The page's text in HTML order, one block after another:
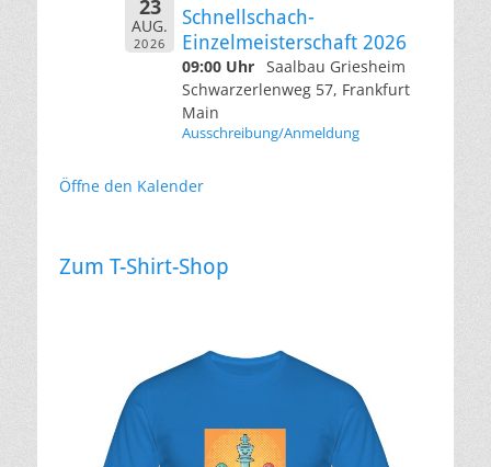
23
AUG.
2026
Schnellschach-
Einzelmeisterschaft 2026
09:00 Uhr Saalbau Griesheim
Schwarzerlenweg 57, Frankfurt
Main
Ausschreibung/Anmeldung
Öffne den Kalender
Zum T-Shirt-Shop